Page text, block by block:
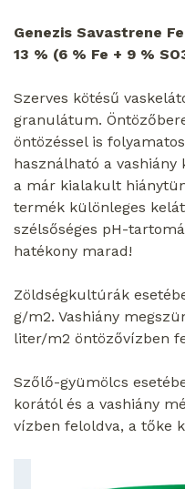
Genezis Savastrene
13 % (6 % Fe + 9 % SO
Szerves kötésű
granulátum.
öntözéssel is
használható a
a már kialakult
termék különleges
szélsőséges pH-
hatékony marad!
Zöldségkultúrák
g/m2. Vashiány
liter/m2 öntözővízben
Szőlő-gyümölcs
korától és a vashiány
vízben feloldva, a tőke